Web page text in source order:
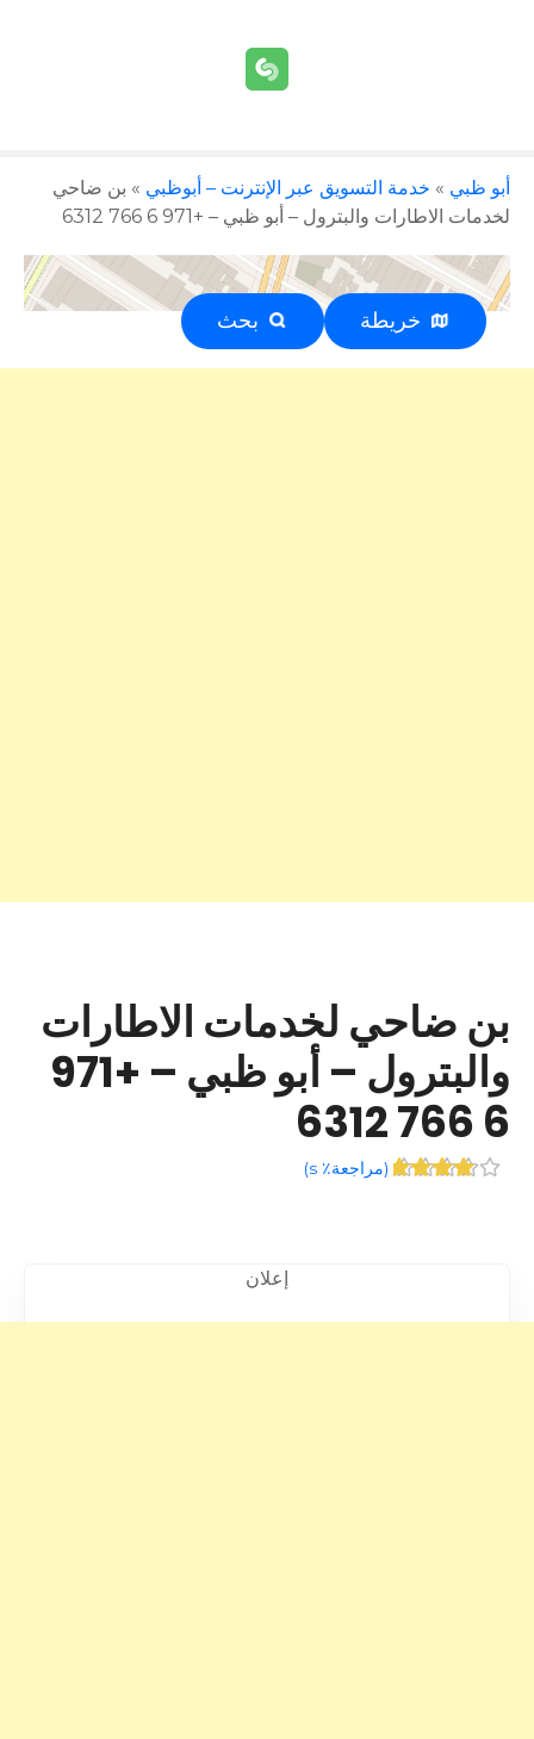
أبو ظبي » خدمة التسويق عبر الإنترنت – أبوظبي » بن ضاحي
لخدمات الاطارات والبترول – أبو ظبي – +971 6 766 6312
خريطة بحثإعلان
بن ضاحي لخدمات الاطارات
والبترول – أبو ظبي – +971
6 766 6312
(مراجعة٪ s )
إعلان